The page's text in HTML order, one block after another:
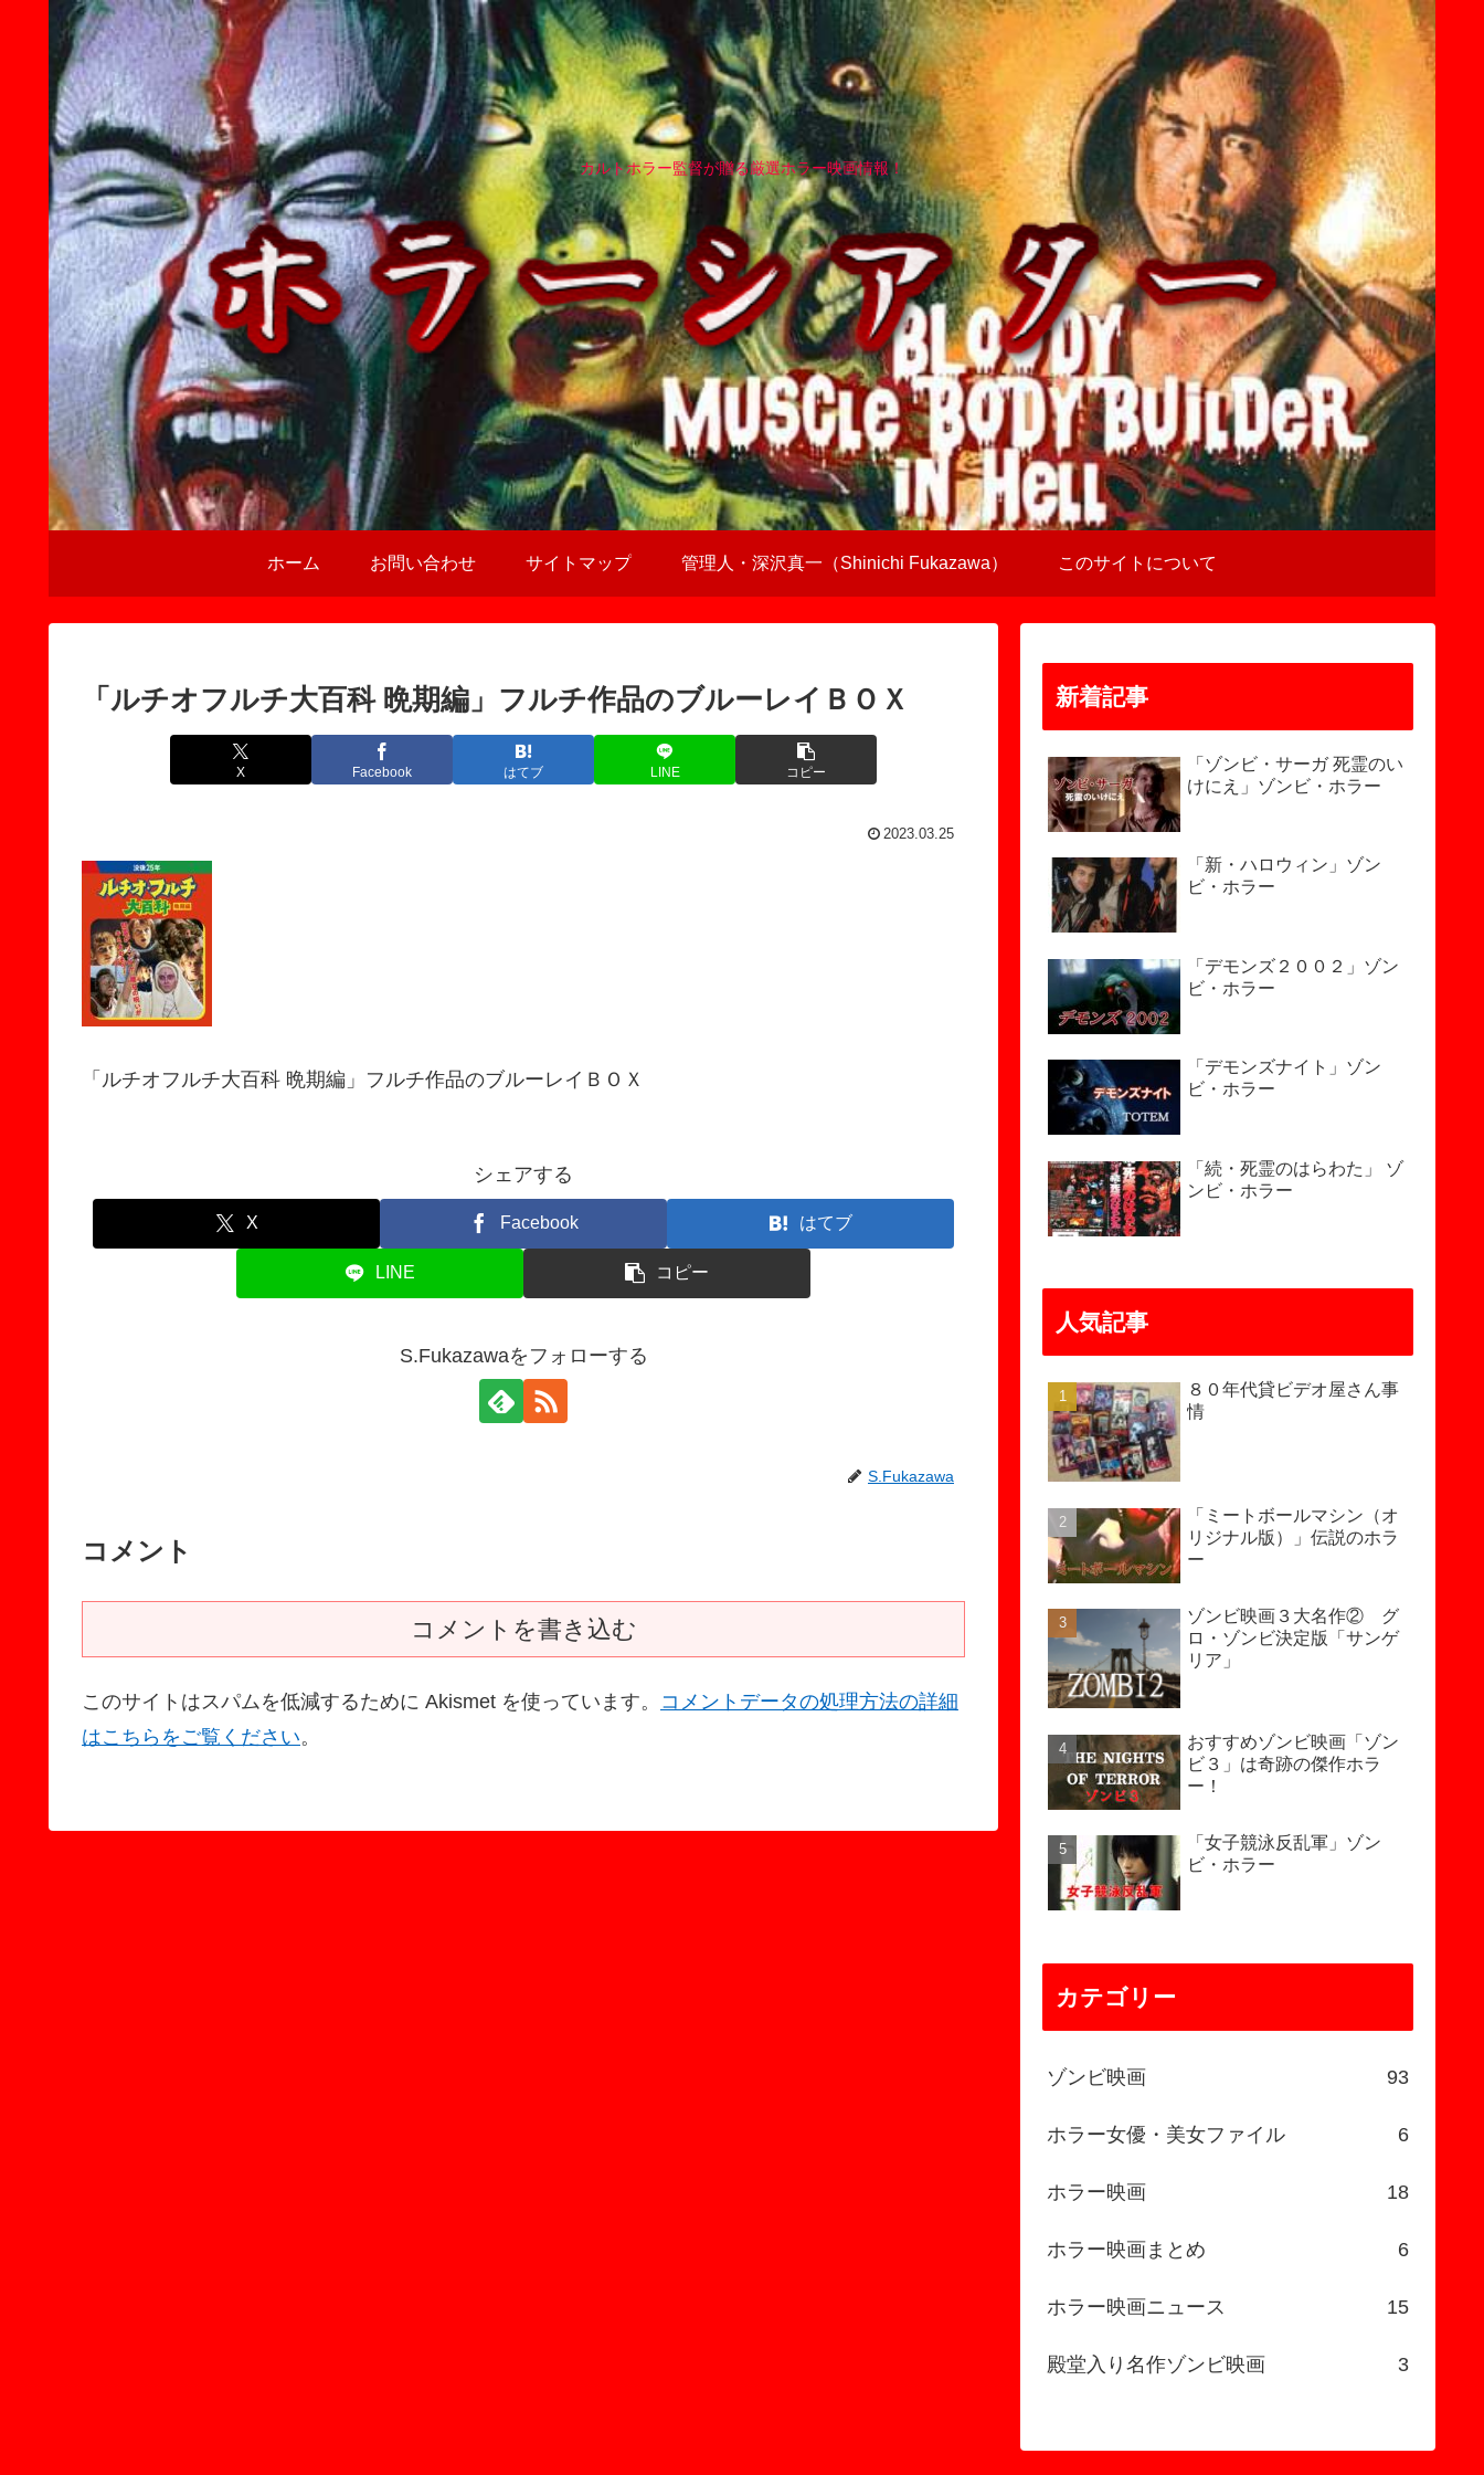
カルトホラー監督が贈る厳選ホラー映画情報！
ホーム お問い合わせ サイトマップ 管理人・深沢真一（Shinichi Fukazawa） このサイトについて
「ルチオフルチ大百科 晩期編」フルチ作品のブルーレイＢＯＸ
X Facebook はてブ LINE コピー
2023.03.25
「ルチオフルチ大百科 晩期編」フルチ作品のブルーレイＢＯＸ
シェアする
X Facebook はてブ
LINE コピー
S.Fukazawaをフォローする
S.Fukazawa
コメント
コメントを書き込む
このサイトはスパムを低減するために Akismet を使っています。 コメントデータの処理方法の詳細
はこちらをご覧ください。
新着記事
「ゾンビ・サーガ 死霊のい
けにえ」ゾンビ・ホラー
「新・ハロウィン」ゾン
ビ・ホラー
「デモンズ２００２」ゾン
ビ・ホラー
「デモンズナイト」ゾン
ビ・ホラー
「続・死霊のはらわた」 ゾ
ンビ・ホラー
人気記事
８０年代貸ビデオ屋さん事
情
「ミートボールマシン（オ
リジナル版）」伝説のホラ
ー
ゾンビ映画３大名作② グ
ロ・ゾンビ決定版「サンゲ
リア」
おすすめゾンビ映画「ゾン
ビ３」は奇跡の傑作ホラ
ー！
「女子競泳反乱軍」ゾン
ビ・ホラー
カテゴリー
ゾンビ映画 93
ホラー女優・美女ファイル 6
ホラー映画 18
ホラー映画まとめ 6
ホラー映画ニュース 15
殿堂入り名作ゾンビ映画 3